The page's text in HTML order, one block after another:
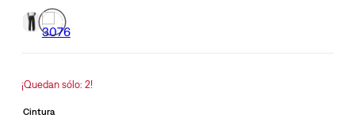
22
Reviews.
Enlace
página.
¡Quedan sólo: 2!
Cintura